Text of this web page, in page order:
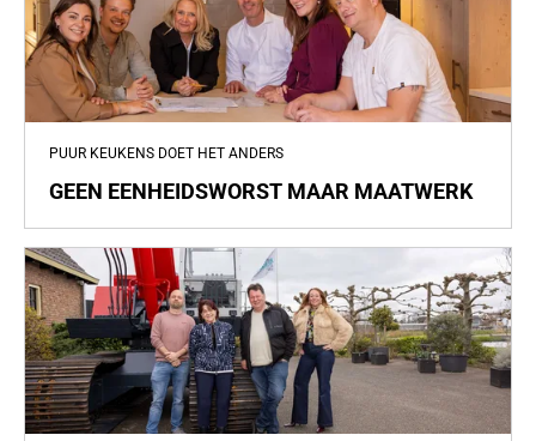
PUUR KEUKENS DOET HET ANDERS
GEEN EENHEIDSWORST MAAR MAATWERK